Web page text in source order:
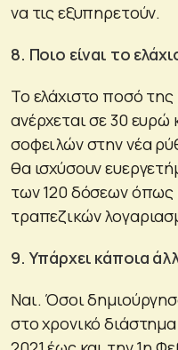
να τις εξυπηρετούν.
8. Ποιο είναι το
Το ελάχιστο ποσό
ανέρχεται σε 30 ευρώ
σοφειλών στην νέα
θα ισχύσουν
των 120 δόσεων
τραπεζικών
9. Υπάρχει κάποια
Ναι. Όσοι
στο χρονικό